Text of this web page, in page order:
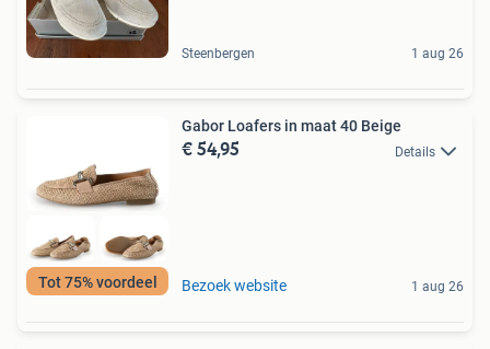
Steenbergen 1 aug 26
Tot 75% voordeel
Gabor Loafers in maat 40 Beige
€ 54,95 Details
Bezoek website 1 aug 26